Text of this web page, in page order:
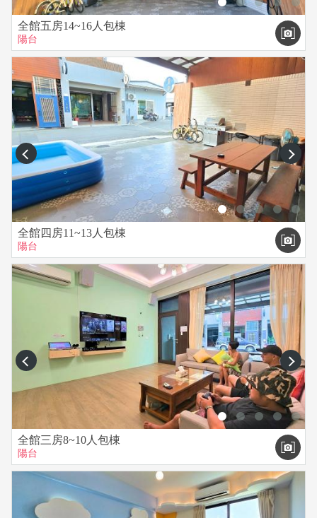
全館五房14~16人包棟
陽台
prev next
全館四房11~13人包棟
陽台
prev next
全館三房8~10人包棟
陽台